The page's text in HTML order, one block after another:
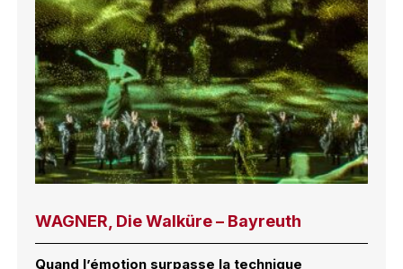
WAGNER, Die Walküre – Bayreuth
Quand l’émotion surpasse la technique